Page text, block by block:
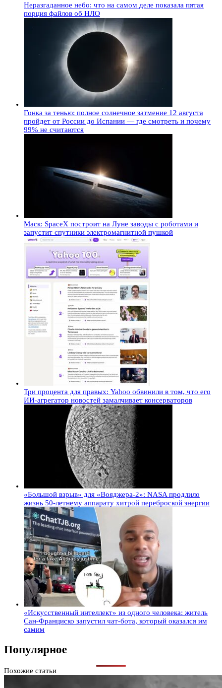
Неразгаданное небо: что на самом деле показала пятая
порция файлов об НЛО
Гонка за тенью: полное солнечное затмение 12 августа
пройдет от России до Испании — где смотреть и почему
99% не считаются
Маск: SpaceX построит на Луне заводы с роботами и
запустит спутники электромагнитной пушкой
Три процента для правых: Yahoo обвинили в том, что его
ИИ-агрегатор новостей замалчивает консерваторов
«Большой взрыв» для «Вояджера-2»: NASA продлило
жизнь 50-летнему аппарату хитрой переброской энергии
«Искусственный интеллект» из одного человека: житель
Сан-Франциско запустил чат-бота, который оказался им
самим
Популярное
Похожие статьи